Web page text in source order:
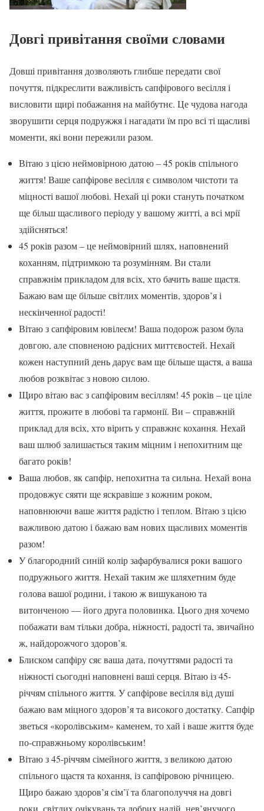
Довгі привітання своїми словами
Довші привітання дозволяють глибше передати свої
почуття, підкреслити важливість сапфірового весілля і
висловити щирі побажання на майбутнє. Це чудова нагода
зворушити серця подружжя і нагадати їм про всі ті щасливі
моменти, які вони пережили разом.
Вітаю з цією неймовірною датою – 45 років спільного
життя! Ваше сапфірове весілля є символом чистоти та
міцності вашої любові. Нехай ці роки стануть початком
ще більш щасливого періоду у вашому житті, а всі мрії
здійсняться!
45 років разом – це неймовірний шлях, наповнений
коханням, підтримкою та розумінням. Ви стали
справжнім прикладом для всіх, хто бачить ваше щастя.
Бажаю вам ще більше світлих моментів, здоров’я і
нескінченної радості!
Вітаю з сапфіровим ювілеєм! Ваша подорож разом була
довгою, але сповненою радісних миттєвостей. Нехай
кожен наступний день дарує вам ще більше щастя, а ваша
любов розквітає з новою силою.
Щиро вітаю вас з сапфіровим весіллям! 45 років – це ціле
життя, прожите в любові та гармонії. Ви – справжній
приклад для всіх, хто вірить у справжнє кохання. Нехай
ваш шлюб залишається таким міцним і непохитним ще
багато років!
Ваша любов, як сапфір, непохитна та сильна. Нехай вона
продовжує сяяти ще яскравіше з кожним роком,
наповнюючи ваше життя радістю і теплом. Вітаю з цією
важливою датою і бажаю вам нових щасливих моментів
разом!
У благородний синій колір зафарбувалися роки вашого
подружнього життя. Нехай таким же шляхетним буде
голова вашої родини, і такою ж вишуканою та
витонченою — його друга половинка. Цього дня хочемо
побажати вам тільки добра, ніжності, радості та, звичайно
ж, найдорожчого здоров’я.
Блиском сапфіру сяє ваша дата, почуттями радості та
ніжності сьогодні наповнені ваші серця. Вітаю із 45-
річчям спільного життя. У сапфірове весілля від душі
бажаю вам міцного здоров’я та високого достатку. Сапфір
зветься «королівським» каменем, то хай і ваше життя буде
по-справжньому королівським!
Вітаю з 45-річчям сімейного життя, з великою датою
спільного щастя та кохання, із сапфіровою річницею.
Щиро бажаю здоров’я сім’ї та благополуччя на довгі
роки, світлих очікувань та добрих надій, нев’янучого